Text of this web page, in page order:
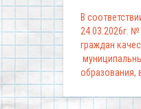
В
24.03.2026г.
граждан
образования,